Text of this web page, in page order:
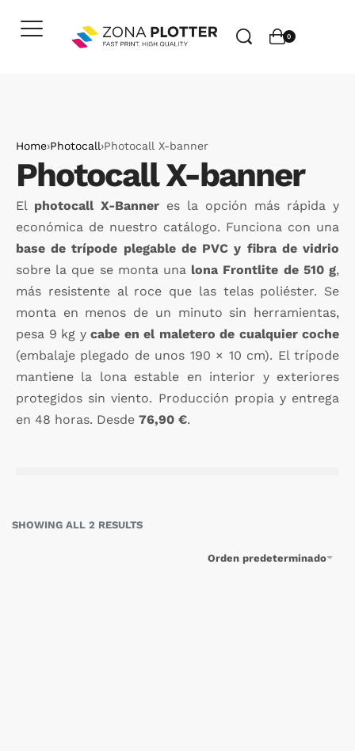
0
Home›Photocall›Photocall X-banner
Photocall X-banner
El photocall X-Banner es la opción más rápida y
económica de nuestro catálogo. Funciona con una
base de trípode plegable de PVC y fibra de vidrio
sobre la que se monta una lona Frontlite de 510 g,
más resistente al roce que las telas poliéster. Se
monta en menos de un minuto sin herramientas,
pesa 9 kg y cabe en el maletero de cualquier coche
(embalaje plegado de unos 190 × 10 cm). El trípode
mantiene la lona estable en interior y exteriores
protegidos sin viento. Producción propia y entrega
en 48 horas. Desde 76,90 €.
SHOWING ALL 2 RESULTS
Orden predeterminado